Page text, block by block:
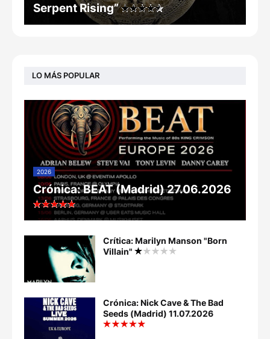
Serpent Rising”
LO MÁS POPULAR
2026
Crónica: BEAT (Madrid) 27.06.2026
Crítica: Marilyn Manson "Born
Villain"
Crónica: Nick Cave & The Bad
Seeds (Madrid) 11.07.2026